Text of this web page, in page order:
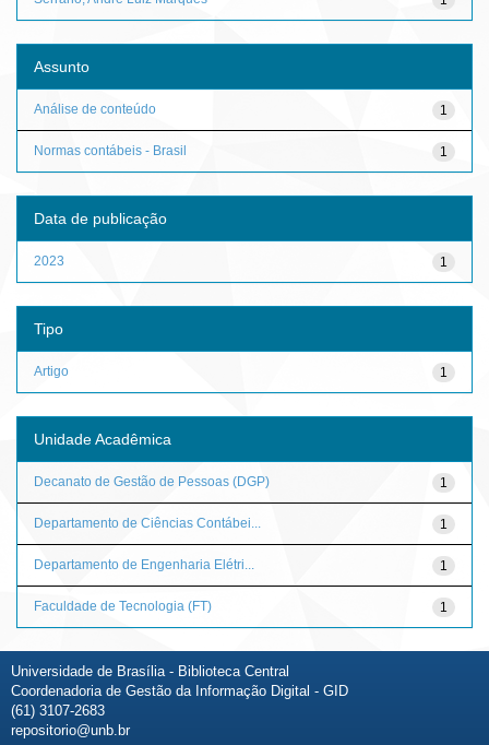
Assunto
1
Análise de conteúdo
1
Normas contábeis - Brasil
Data de publicação
1
2023
Tipo
1
Artigo
Unidade Acadêmica
1
Decanato de Gestão de Pessoas (DGP)
1
Departamento de Ciências Contábei...
1
Departamento de Engenharia Elétri...
1
Faculdade de Tecnologia (FT)
Universidade de Brasília - Biblioteca Central
Coordenadoria de Gestão da Informação Digital - GID
(61) 3107-2683
repositorio@unb.br